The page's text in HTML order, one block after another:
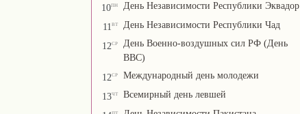
10пн День Независимости Республики Эквадор
11вт День Независимости Республики Чад
12ср
День Военно-воздушных сил РФ (День
ВВС)
12ср Международный день молодежи
13чт Всемирный день левшей
пт